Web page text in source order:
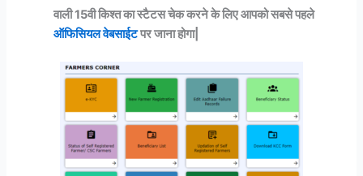
वाली 15वी किश्त का स्टैटस चेक करने के लिए आपको सबसे पहले
ऑफिसियल वेबसाईटपर जाना होगा|